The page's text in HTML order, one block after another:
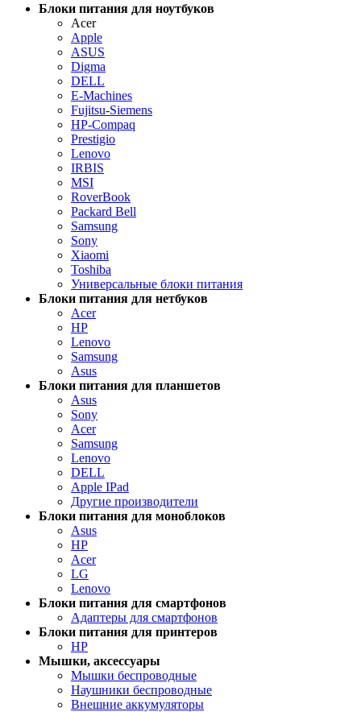
Блоки питания для ноутбуков
Acer
Apple
ASUS
Digma
DELL
E-Machines
Fujitsu-Siemens
HP-Compaq
Prestigio
Lenovo
IRBIS
MSI
RoverBook
Packard Bell
Samsung
Sony
Xiaomi
Toshiba
Универсальные блоки питания
Блоки питания для нетбуков
Acer
HP
Lenovo
Samsung
Asus
Блоки питания для планшетов
Asus
Sony
Acer
Samsung
Lenovo
DELL
Apple IPad
Другие производители
Блоки питания для моноблоков
Asus
HP
Acer
LG
Lenovo
Блоки питания для смартфонов
Адаптеры для смартфонов
Блоки питания для принтеров
HP
Мышки, аксессуары
Мышки беспроводные
Наушники беспроводные
Внешние аккумуляторы